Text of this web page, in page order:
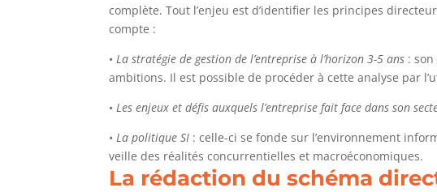
complète. Tout l’enjeu est d’identifier les principes
compte :
• La stratégie de gestion de l’entreprise à l’horizon 3-5 ans :
ambitions. Il est possible de procéder à cette analyse par
• Les enjeux et défis auxquels l’entreprise fait face dans son
• La politique SI : celle-ci se fonde sur l’environnement
veille des réalités concurrentielles et macroéconomiques.
La rédaction du schéma